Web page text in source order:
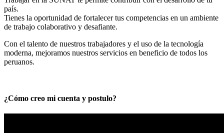
país.
Tienes la oportunidad de fortalecer tus competencias en un ambiente
de trabajo colaborativo y desafiante.
Con el talento de nuestros trabajadores y el uso de la tecnología
moderna, mejoramos nuestros servicios en beneficio de todos los
peruanos.
¿Cómo creo mi cuenta y postulo?